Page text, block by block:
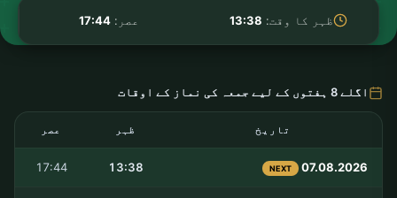
ظہر کا وقت: 13:38 عصر: 17:44
اگلے 8 ہفتوں کے لیے جمعہ کی نماز کے اوقات
تاریخ ظہر عصر
07.08.2026
NEXT
13:38
17:44